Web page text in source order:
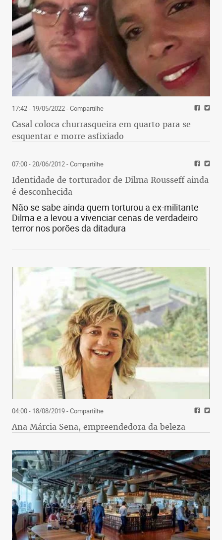
17:42 - 19/05/2022- Compartilhe
Casal coloca churrasqueira em quarto para se
esquentar e morre asfixiado
07:00 - 20/06/2012- Compartilhe
Identidade de torturador de Dilma Rousseff ainda
é desconhecida
Não se sabe ainda quem torturou a ex-militante
Dilma e a levou a vivenciar cenas de verdadeiro
terror nos porões da ditadura
04:00 - 18/08/2019- Compartilhe
Ana Márcia Sena, empreendedora da beleza